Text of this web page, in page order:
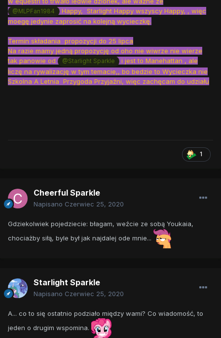
@MLPFan1984
Happy, Starlight Happy wszyscy Happy, , więc
moegę jedynie zaprosić na kolejną wycieczkę.
Termin składania propozycji do 25 lipca
Na razie mamy jedną propozycję od oho nie wiwrze nie wierze
tak panowie od
@Starlight Sparkle
i jest to Manehattan , ale
liczę na rywalizację w tym temacie,, bo bedzie to Wycieczka nie
Szkolna A Letnia Przygoda Przyjaźni, więc zachęcam do udziału
1
Cheerful Sparkle
Napisano Czerwiec 25, 2020
Gdziekolwiek pojedziecie: błagam, weźcie ze sobą Youkaia,
chociażby siłą, byle był jak najdalej ode mnie...
Starlight Sparkle
Napisano Czerwiec 25, 2020
A... co to się ostatnio podziało między wami? Co wiadomość, to
jeden o drugim wspomina.